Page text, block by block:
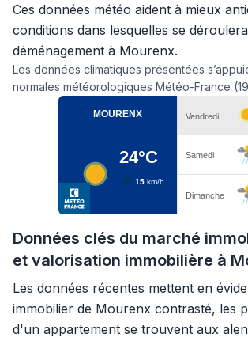
Ces données météo aident à mieux
conditions dans lesquelles se
déménagement à Mourenx.
Les données climatiques présentées
normales météorologiques Météo-France
Données clés du marché
et valorisation immobilière à
Les données récentes mettent en
immobilier de Mourenx contrasté, les
d'un appartement se trouvent aux